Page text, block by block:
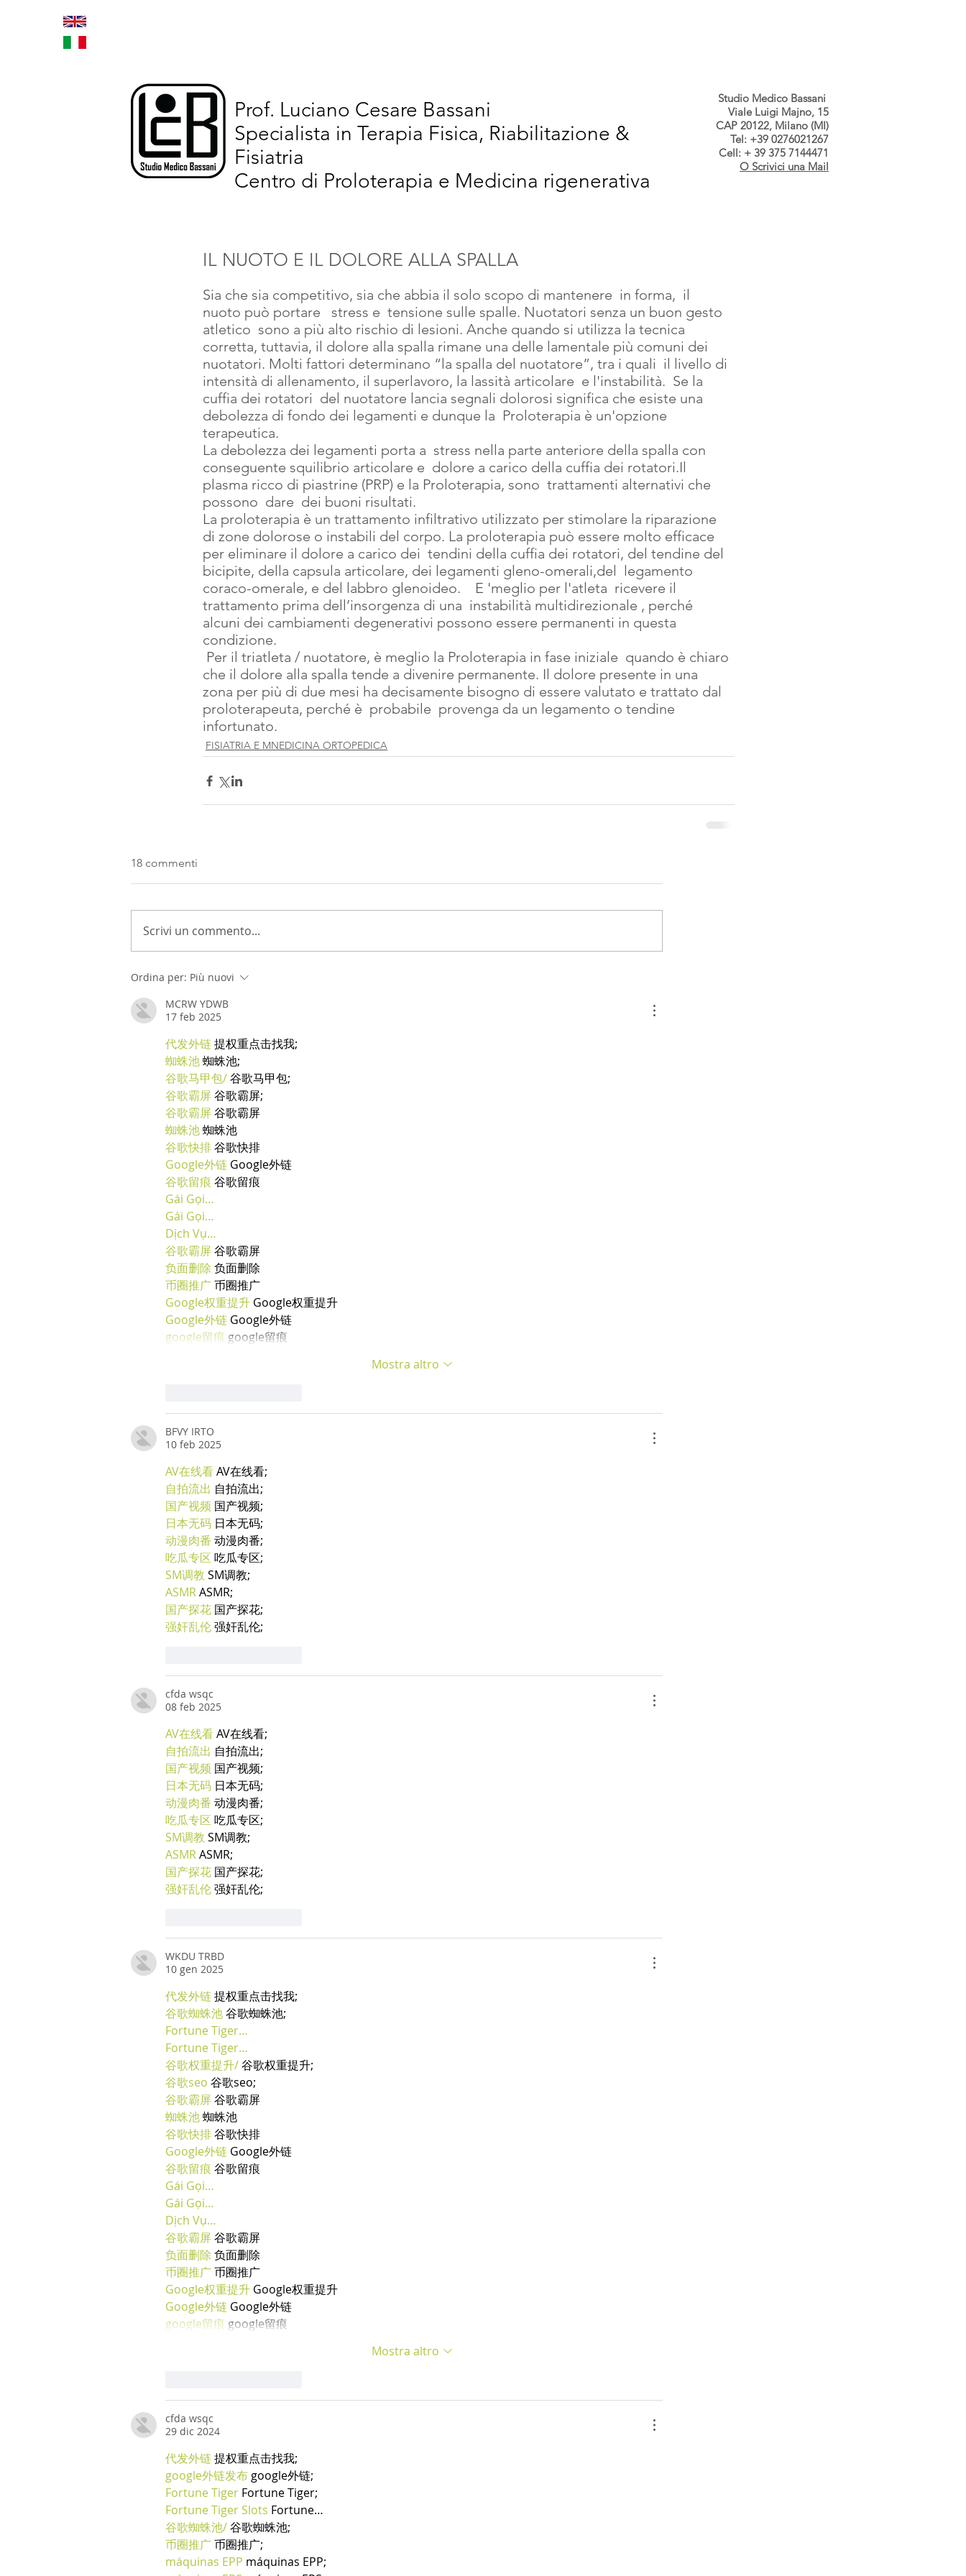
Prof. Luciano Cesare Bassani
Specialista in Terapia Fisica, Riabilitazione &
Fisiatria
Centro di Proloterapia e Medicina rigenerativa
Studio Medico Bassani
Viale Luigi Majno, 15
CAP 20122, Milano (MI)
Tel: +39 0276021267
Cell: + 39 375 7144471
O Scrivici una Mail
IL NUOTO E IL DOLORE ALLA SPALLA
Sia che sia competitivo, sia che abbia il solo scopo di mantenere  in forma,  il
nuoto può portare   stress e  tensione sulle spalle. Nuotatori senza un buon gesto
atletico  sono a più alto rischio di lesioni. Anche quando si utilizza la tecnica
corretta, tuttavia, il dolore alla spalla rimane una delle lamentale più comuni dei
nuotatori. Molti fattori determinano “la spalla del nuotatore”, tra i quali  il livello di
intensità di allenamento, il superlavoro, la lassità articolare  e l'instabilità.  Se la
cuffia dei rotatori  del nuotatore lancia segnali dolorosi significa che esiste una
debolezza di fondo dei legamenti e dunque la  Proloterapia è un'opzione
terapeutica.
La debolezza dei legamenti porta a  stress nella parte anteriore della spalla con
conseguente squilibrio articolare e  dolore a carico della cuffia dei rotatori.Il
plasma ricco di piastrine (PRP) e la Proloterapia, sono  trattamenti alternativi che
possono  dare  dei buoni risultati.
La proloterapia è un trattamento infiltrativo utilizzato per stimolare la riparazione
di zone dolorose o instabili del corpo. La proloterapia può essere molto efficace
per eliminare il dolore a carico dei  tendini della cuffia dei rotatori, del tendine del
bicipite, della capsula articolare, dei legamenti gleno-omerali,del  legamento
coraco-omerale, e del labbro glenoideo.    E 'meglio per l'atleta  ricevere il
trattamento prima dell’insorgenza di una  instabilità multidirezionale , perché
alcuni dei cambiamenti degenerativi possono essere permanenti in questa
condizione.
che il dolore alla spalla tende a divenire permanente. Il dolore presente in una
zona per più di due mesi ha decisamente bisogno di essere valutato e trattato dal
proloterapeuta, perché è  probabile  provenga da un legamento o tendine
infortunato.
FISIATRIA E MNEDICINA ORTOPEDICA
18 commenti
Scrivi un commento...
Ordina per: Più nuovi
MCRW YDWB
17 feb 2025
代发外链 提权重点击找我;
蜘蛛池 蜘蛛池;
谷歌马甲包/ 谷歌马甲包;
谷歌霸屏 谷歌霸屏;
谷歌霸屏 谷歌霸屏
蜘蛛池 蜘蛛池
谷歌快排 谷歌快排
Google外链 Google外链
谷歌留痕 谷歌留痕
Gái Gọi…
Gái Gọi…
Dịch Vụ…
谷歌霸屏 谷歌霸屏
负面删除 负面删除
币圈推广 币圈推广
Google权重提升 Google权重提升
Google外链 Google外链
google留痕 google留痕
Mostra altro
BFVY IRTO
10 feb 2025
AV在线看 AV在线看;
自拍流出 自拍流出;
国产视频 国产视频;
日本无码 日本无码;
动漫肉番 动漫肉番;
吃瓜专区 吃瓜专区;
SM调教 SM调教;
ASMR ASMR;
国产探花 国产探花;
强奸乱伦 强奸乱伦;
cfda wsqc
08 feb 2025
AV在线看 AV在线看;
自拍流出 自拍流出;
国产视频 国产视频;
日本无码 日本无码;
动漫肉番 动漫肉番;
吃瓜专区 吃瓜专区;
SM调教 SM调教;
ASMR ASMR;
国产探花 国产探花;
强奸乱伦 强奸乱伦;
WKDU TRBD
10 gen 2025
代发外链 提权重点击找我;
谷歌蜘蛛池 谷歌蜘蛛池;
Fortune Tiger…
Fortune Tiger…
谷歌权重提升/ 谷歌权重提升;
谷歌seo 谷歌seo;
谷歌霸屏 谷歌霸屏
蜘蛛池 蜘蛛池
谷歌快排 谷歌快排
Google外链 Google外链
谷歌留痕 谷歌留痕
Gái Gọi…
Gái Gọi…
Dịch Vụ…
谷歌霸屏 谷歌霸屏
负面删除 负面删除
币圈推广 币圈推广
Google权重提升 Google权重提升
Google外链 Google外链
google留痕 google留痕
Mostra altro
cfda wsqc
29 dic 2024
代发外链 提权重点击找我;
google外链发布 google外链;
Fortune Tiger Fortune Tiger;
Fortune Tiger Slots Fortune…
谷歌蜘蛛池/ 谷歌蜘蛛池;
币圈推广 币圈推广;
máquinas EPP máquinas EPP;